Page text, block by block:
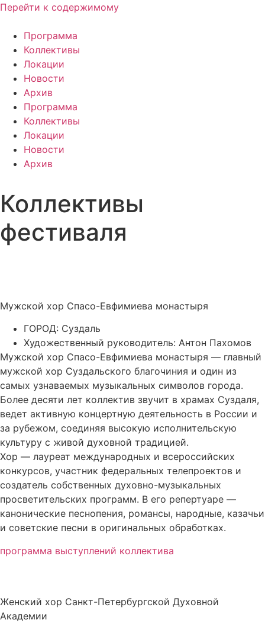
Перейти к содержимому
Программа
Коллективы
Локации
Новости
Архив
Программа
Коллективы
Локации
Новости
Архив
Коллективы
фестиваля
Мужской хор Спасо-Евфимиева монастыря
ГОРОД: Суздаль
Художественный руководитель: Антон Пахомов
Мужской хор Спасо-Евфимиева монастыря — главный
мужской хор Суздальского благочиния и один из
самых узнаваемых музыкальных символов города.
Более десяти лет коллектив звучит в храмах Суздаля,
ведет активную концертную деятельность в России и
за рубежом, соединяя высокую исполнительскую
культуру с живой духовной традицией.
Хор — лауреат международных и всероссийских
конкурсов, участник федеральных телепроектов и
создатель собственных духовно-музыкальных
просветительских программ. В его репертуаре —
канонические песнопения, романсы, народные, казачьи
и советские песни в оригинальных обработках.
программа выступлений коллектива
Женский хор Санкт-Петербургской Духовной
Академии